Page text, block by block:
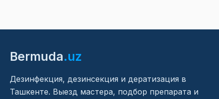
Bermuda.uz
Дезинфекция, дезинсекция и дератизация в
Ташкенте. Выезд мастера, подбор препарата и